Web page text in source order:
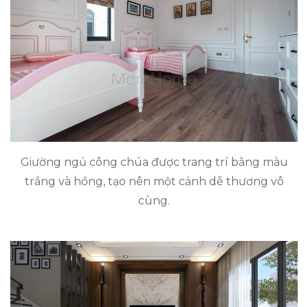
Giường ngủ công chúa được trang trí bằng màu
trắng và hồng, tạo nên một cảnh dễ thương vô
cùng.